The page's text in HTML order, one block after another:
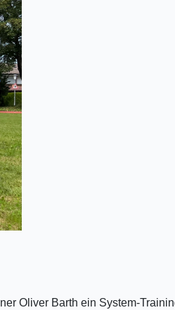
Oliver Barth ein System-